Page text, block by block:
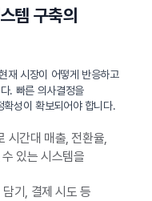
템 구축의
재 시장이 어떻게 반응하고
. 빠른 의사결정을
성이 확보되어야 합니다.
시간대 매출, 전환율,
있는 시스템을
기, 결제 시도 등